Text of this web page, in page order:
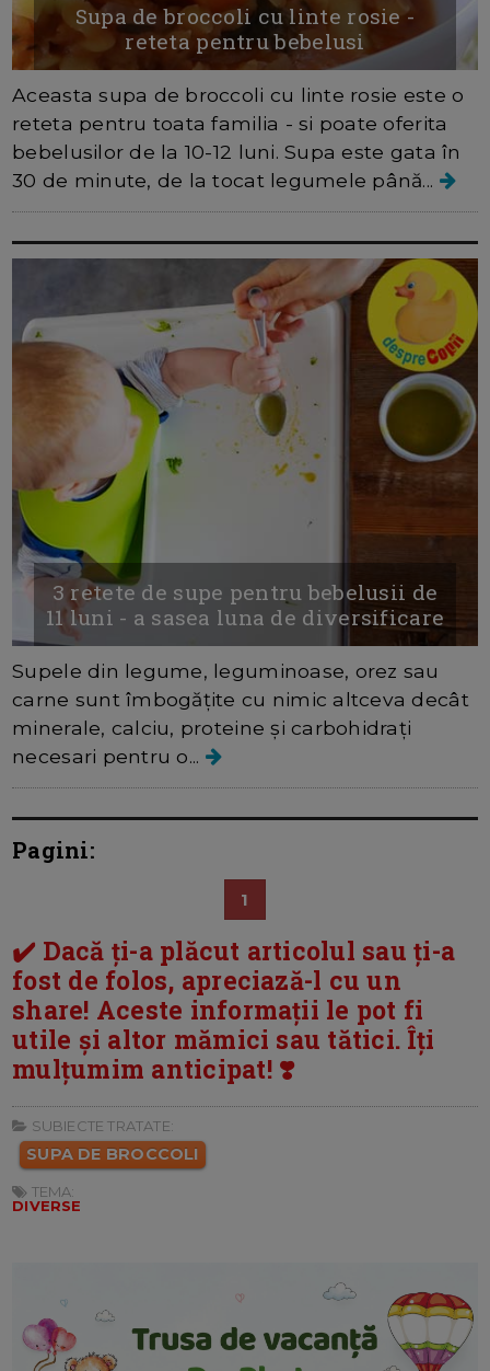
Supa de broccoli cu linte rosie -
reteta pentru bebelusi
Aceasta supa de broccoli cu linte rosie este o
reteta pentru toata familia - si poate oferita
bebelusilor de la 10-12 luni. Supa este gata în
30 de minute, de la tocat legumele până...
3 retete de supe pentru bebelusii de
11 luni - a sasea luna de diversificare
Supele din legume, leguminoase, orez sau
carne sunt îmbogățite cu nimic altceva decât
minerale, calciu, proteine ​​și carbohidrați
necesari pentru o...
Pagini:
1
✔️ Dacă ți-a plăcut articolul sau ți-a
fost de folos, apreciază-l cu un
share! Aceste informații le pot fi
utile și altor mămici sau tătici. Îți
mulțumim anticipat! ❣️
SUBIECTE TRATATE:
SUPA DE BROCCOLI
TEMA:
DIVERSE